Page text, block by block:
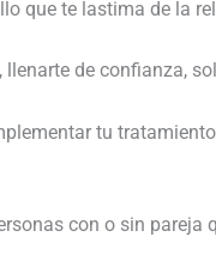
que te lastima de la
llenarte de confianza,
tu
con o sin pareja